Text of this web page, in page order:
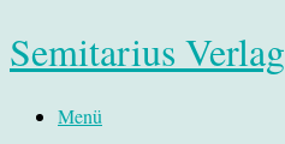
Semitarius Verlag
Menü